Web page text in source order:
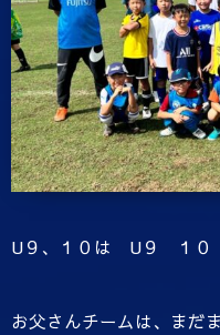
U９、１０は U９ １
お父さんチームは、まだ